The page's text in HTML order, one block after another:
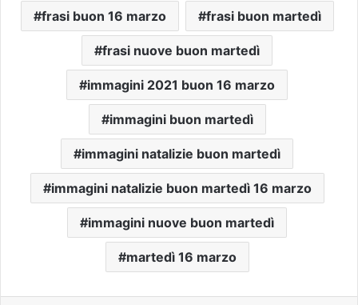
frasi buon 16 marzo frasi buon martedì
frasi nuove buon martedì
immagini 2021 buon 16 marzo
immagini buon martedì
immagini natalizie buon martedì
immagini natalizie buon martedì 16 marzo
immagini nuove buon martedì
martedì 16 marzo